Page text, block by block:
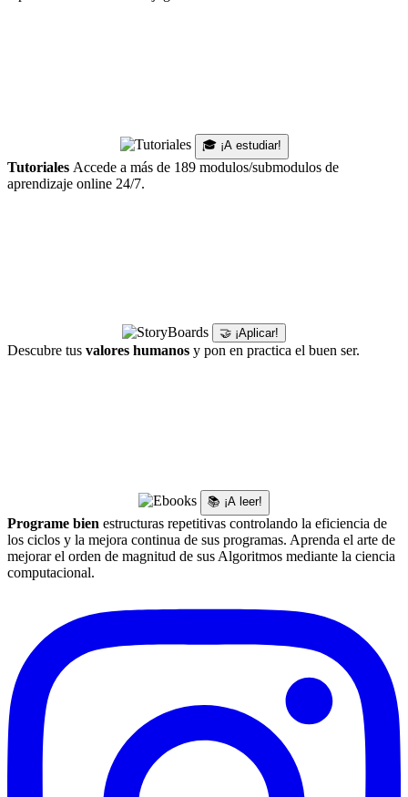
🎓 ¡A estudiar!
Tutoriales Accede a más de 189 modulos/submodulos de
aprendizaje online 24/7.
🤝 ¡Aplicar!
Descubre tus valores humanos y pon en practica el buen ser.
📚 ¡A leer!
Programe bien estructuras repetitivas controlando la eficiencia de
los ciclos y la mejora continua de sus programas. Aprenda el arte de
mejorar el orden de magnitud de sus Algoritmos mediante la ciencia
computacional.